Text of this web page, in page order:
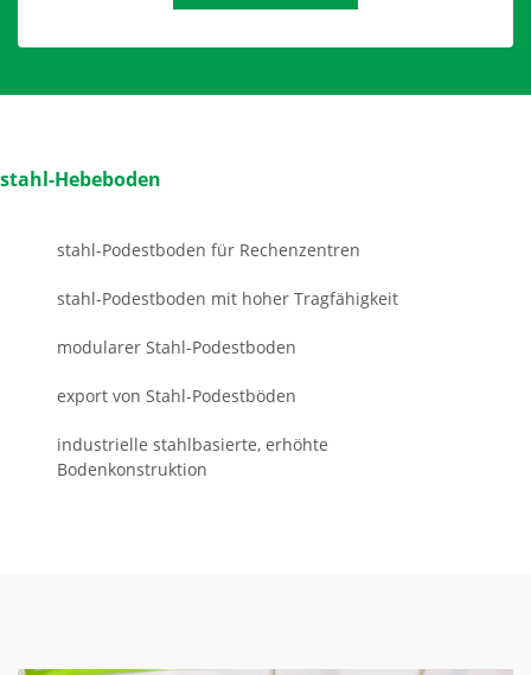
stahl-Hebeboden
stahl-Podestboden für Rechenzentren
stahl-Podestboden mit hoher Tragfähigkeit
modularer Stahl-Podestboden
export von Stahl-Podestböden
industrielle stahlbasierte, erhöhte
Bodenkonstruktion